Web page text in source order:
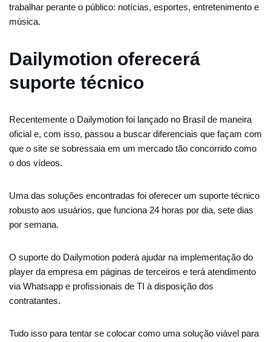
trabalhar perante o público: notícias, esportes, entretenimento e
música.
Dailymotion oferecerá
suporte técnico
Recentemente o Dailymotion foi lançado no Brasil de maneira
oficial e, com isso, passou a buscar diferenciais que façam com
que o site se sobressaia em um mercado tão concorrido como
o dos vídeos.
Uma das soluções encontradas foi oferecer um suporte técnico
robusto aos usuários, que funciona 24 horas por dia, sete dias
por semana.
O suporte do Dailymotion poderá ajudar na implementação do
player da empresa em páginas de terceiros e terá atendimento
via Whatsapp e profissionais de TI à disposição dos
contratantes.
Tudo isso para tentar se colocar como uma solução viável para